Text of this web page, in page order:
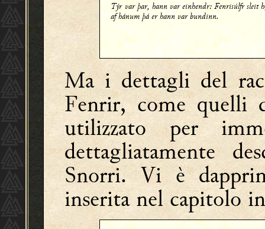
Týr var þar, hann var einhendr: Fenrisúlfr sleit
af hánum þá er hann var bundinn.
Ma i dettagli del
Fenrir, come quelli
utilizzato per
dettagliatamente
Snorri. Vi è
inserita nel capitolo